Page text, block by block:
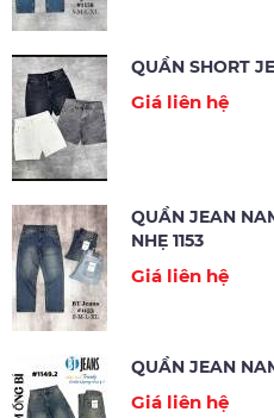
QUẦN SHORT
Giá liên hệ
QUẦN JEAN
NHẸ 1153
Giá liên hệ
QUẦN JEAN
Giá liên hệ